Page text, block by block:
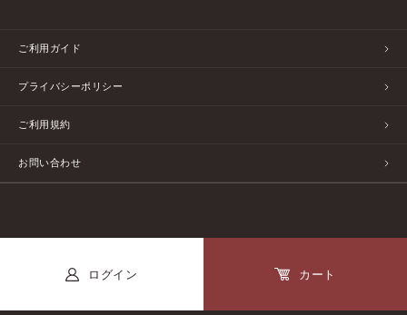
ご利用ガイド
プライバシーポリシー
ご利用規約
お問い合わせ
ログイン カート